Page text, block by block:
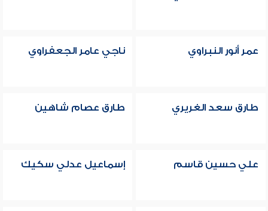
عمر أنور النبراوي ناجي عامر الجعفراوي
طارق سعد الغريري طارق عصام شاهين
علي حسين قاسم إسماعيل عدلي سكيك